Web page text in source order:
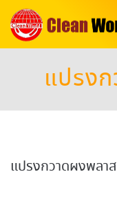
แปรง
แปรงกวาดผงพลา